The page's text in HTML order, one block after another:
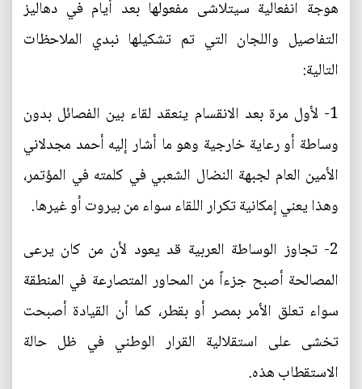
هوجة انفعالية سيتلاشى مفعولها بعد أيام في دهاليز
التفاصيل واللجان التي تم تشكيلها نبدي الملاحظات
التالية:
1- لأول مرة بعد الانقسام ينعقد لقاء بين الفصائل بدون
وساطة أو رعاية خارجية وهو ما أشار إليه أحمد مجدلاني
الأمين العام لجبهة النضال الشعبي في كلمته في المؤتمر،
وهذا يعني إمكانية تكرار اللقاء سواء من بيروت أو غيرها.
2- تجاوز الوساطة العربية قد يعود لأن من كان يرعى
المصالحة أصبح جزءاً من المحاور المتصارعة في المنطقة
سواء تعلق الأمر بمصر أو بقطر، كما أن القيادة أصبحت
تخشى على استقلالية القرار الوطني في ظل حالة
الاستقطاب هذه.